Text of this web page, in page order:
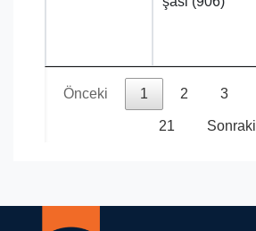
Önceki 1 2 3
21 Sonraki